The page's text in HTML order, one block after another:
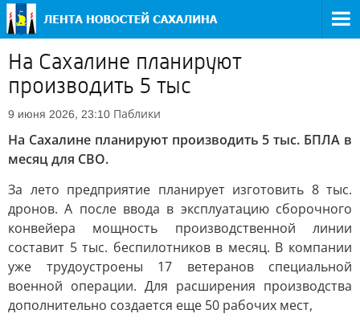
На Сахалине планируют
производить 5 тыс
9 июня 2026, 23:10 Паблики
На Сахалине планируют производить 5 тыс. БПЛА в
месяц для СВО.
За лето предприятие планирует изготовить 8 тыс.
дронов. А после ввода в эксплуатацию сборочного
конвейера мощность производственной линии
составит 5 тыс. беспилотников в месяц. В компании
уже трудоустроены 17 ветеранов специальной
военной операции. Для расширения производства
дополнительно создается еще 50 рабочих мест,